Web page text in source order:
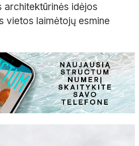
architektūrinės idėjos
vietos laimėtojų esmine